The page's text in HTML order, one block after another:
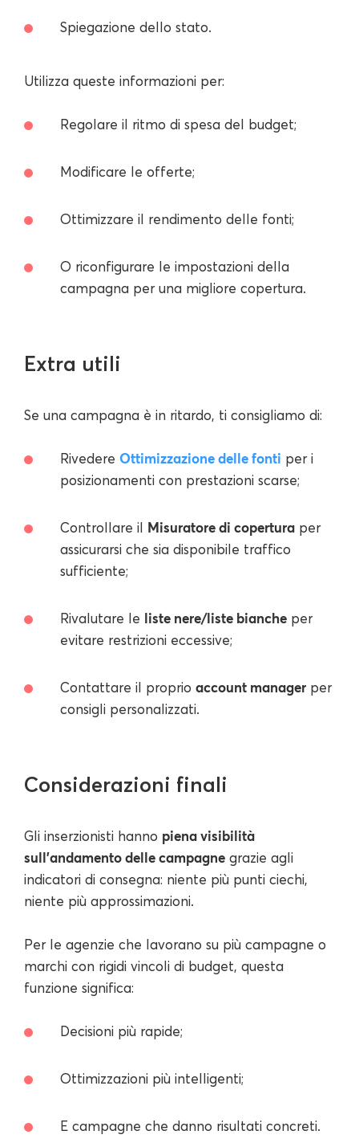
Spiegazione dello stato.
Utilizza queste informazioni per:
Regolare il ritmo di spesa del budget;
Modificare le offerte;
Ottimizzare il rendimento delle fonti;
O riconfigurare le impostazioni della
campagna per una migliore copertura.
Extra utili
Se una campagna è in ritardo, ti consigliamo di:
Rivedere Ottimizzazione delle fonti per i
posizionamenti con prestazioni scarse;
Controllare il Misuratore di copertura per
assicurarsi che sia disponibile traffico
sufficiente;
Rivalutare le liste nere/liste bianche per
evitare restrizioni eccessive;
Contattare il proprio account manager per
consigli personalizzati.
Considerazioni finali
Gli inserzionisti hanno piena visibilità
sull'andamento delle campagne grazie agli
indicatori di consegna: niente più punti ciechi,
niente più approssimazioni.
Per le agenzie che lavorano su più campagne o
marchi con rigidi vincoli di budget, questa
funzione significa:
Decisioni più rapide;
Ottimizzazioni più intelligenti;
E campagne che danno risultati concreti.